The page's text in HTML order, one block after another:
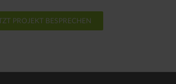
PROJEKT BESPRECHEN